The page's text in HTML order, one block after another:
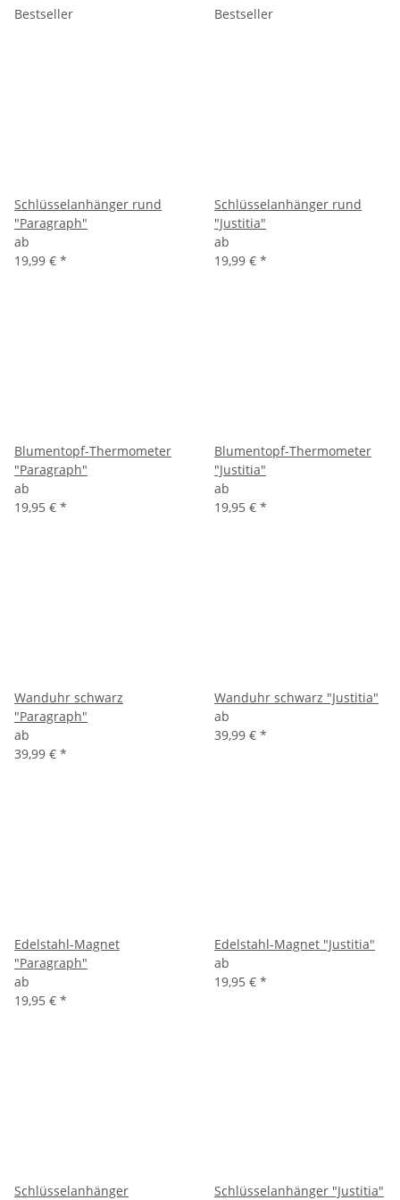
Bestseller
Schlüsselanhänger rund
"Paragraph"
ab
19,99 € *
Bestseller
Schlüsselanhänger rund
"Justitia"
ab
19,99 € *
Blumentopf-Thermometer
"Paragraph"
ab
19,95 € *
Blumentopf-Thermometer
"Justitia"
ab
19,95 € *
Wanduhr schwarz
"Paragraph"
ab
39,99 € *
Wanduhr schwarz "Justitia"
ab
39,99 € *
Edelstahl-Magnet
"Paragraph"
ab
19,95 € *
Edelstahl-Magnet "Justitia"
ab
19,95 € *
Schlüsselanhänger
Schlüsselanhänger "Justitia"